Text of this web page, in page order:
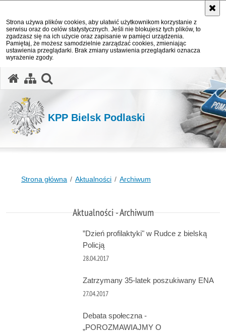
Strona używa plików cookies, aby ułatwić użytkownikom korzystanie z
serwisu oraz do celów statystycznych. Jeśli nie blokujesz tych plików, to
zgadzasz się na ich użycie oraz zapisanie w pamięci urządzenia.
Pamiętaj, że możesz samodzielnie zarządzać cookies, zmieniając
ustawienia przeglądarki. Brak zmiany ustawienia przeglądarki oznacza
wyrażenie zgody.
KPP Bielsk Podlaski
Strona główna Aktualności Archiwum
Aktualności - Archiwum
”Dzień profilaktyki" w Rudce z bielską
Policją
28.04.2017
Zatrzymany 35-latek poszukiwany ENA
27.04.2017
Debata społeczna -
„POROZMAWIAJMY O